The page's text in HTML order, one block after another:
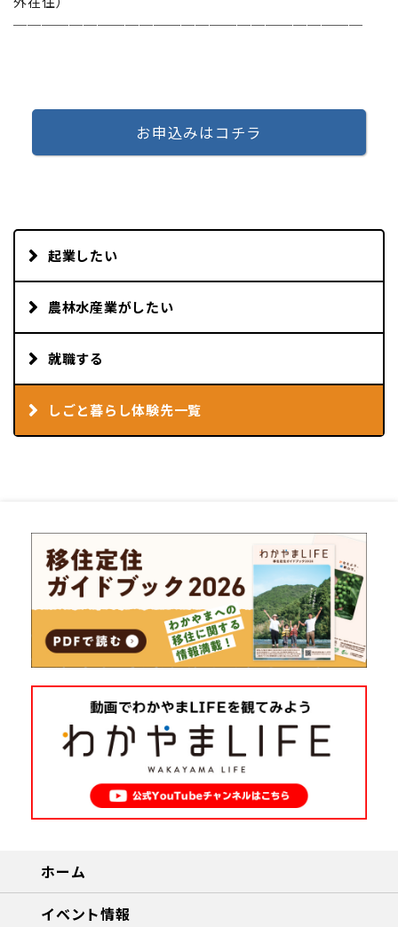
─────────────────────────
お申込みはコチラ
起業したい
農林水産業がしたい
就職する
しごと暮らし体験先一覧
ホーム
イベント情報